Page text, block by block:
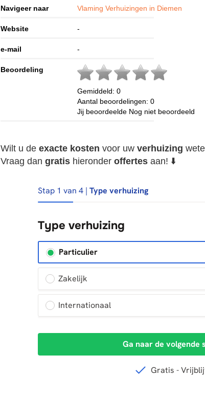
Navigeer naar Vlaming Verhuizingen in Diemen
Website -
e-mail -
Beoordeling
Gemiddeld:0
Aantal beoordelingen:0
Jij beoordeelde Nog niet beoordeeld
Wilt u deexacte kosten voor uwverhuizing
Vraag dangratis hieronderoffertes aan! ⬇️